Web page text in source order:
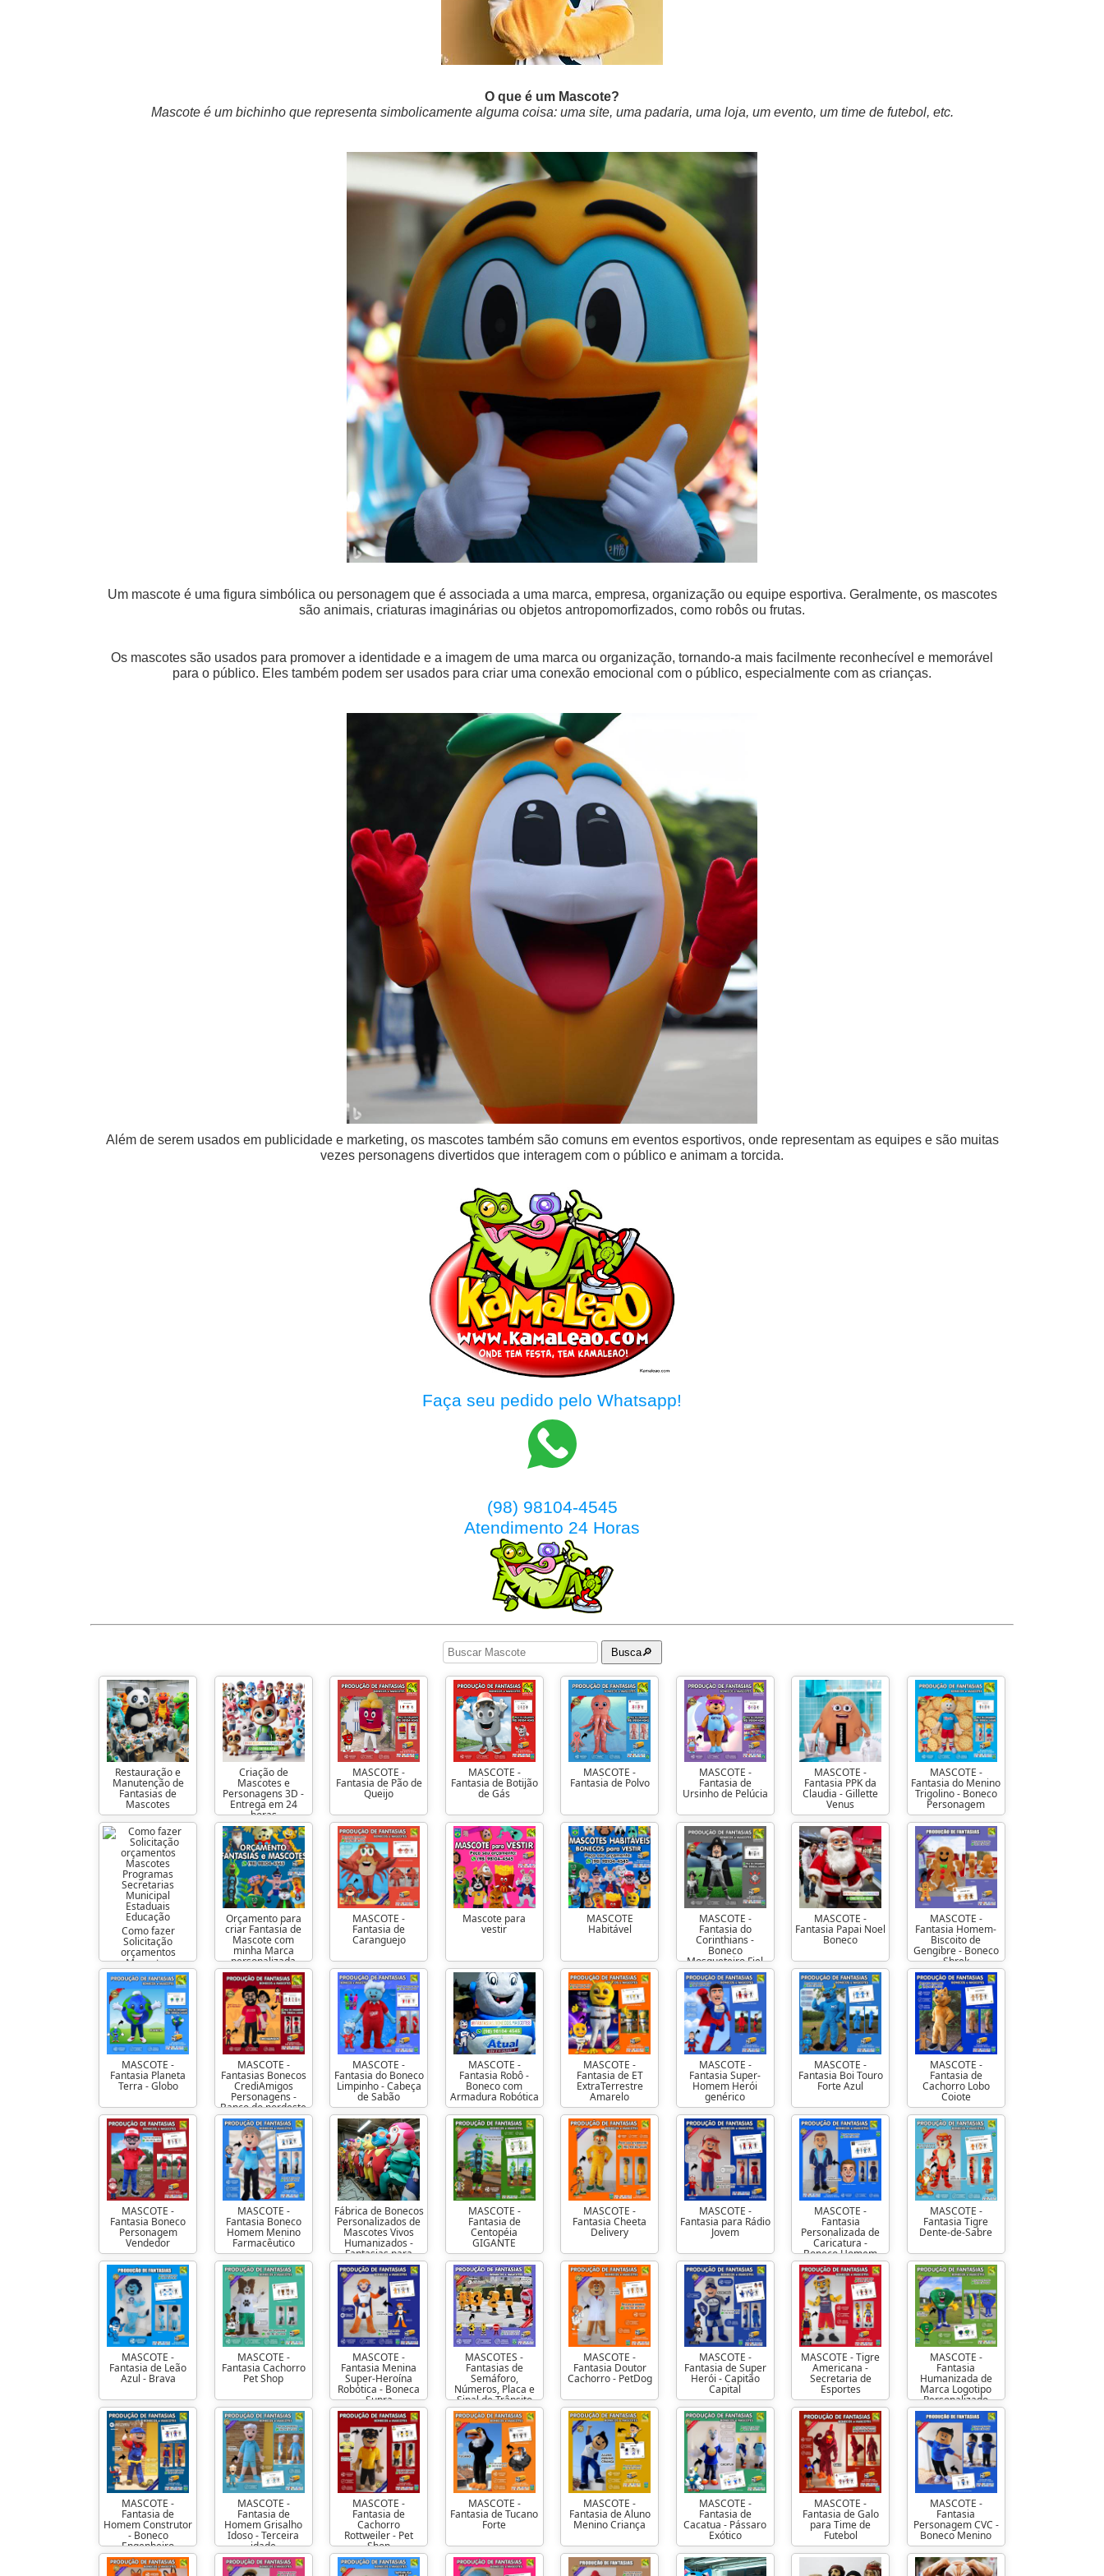
O que é um Mascote?
Mascote é um bichinho que representa simbolicamente alguma coisa: uma site, uma padaria, uma loja, um evento, um time de futebol, etc.
Um mascote é uma figura simbólica ou personagem que é associada a uma marca, empresa, organização ou equipe esportiva. Geralmente, os mascotes
são animais, criaturas imaginárias ou objetos antropomorfizados, como robôs ou frutas.
Os mascotes são usados para promover a identidade e a imagem de uma marca ou organização, tornando-a mais facilmente reconhecível e memorável
para o público. Eles também podem ser usados para criar uma conexão emocional com o público, especialmente com as crianças.
Além de serem usados em publicidade e marketing, os mascotes também são comuns em eventos esportivos, onde representam as equipes e são muitas
vezes personagens divertidos que interagem com o público e animam a torcida.
Faça seu pedido pelo Whatsapp!
(98) 98104-4545
Atendimento 24 Horas
Busca🔎
Restauração e
Manutenção de
Fantasias de
Mascotes
Criação de
Mascotes e
Personagens 3D -
Entrega em 24
horas
MASCOTE -
Fantasia de Pão de
Queijo
MASCOTE -
Fantasia de Botijão
de Gás
MASCOTE -
Fantasia de Polvo
MASCOTE -
Fantasia de
Ursinho de Pelúcia
MASCOTE -
Fantasia PPK da
Claudia - Gillette
Venus
MASCOTE -
Fantasia do Menino
Trigolino - Boneco
Personagem
Como fazer
Solicitação
orçamentos
Mascotes
Programas
Secretarias
Municipal
Estaduais
Educação
Orçamento para
criar Fantasia de
Mascote com
minha Marca
personalizada
MASCOTE -
Fantasia de
Caranguejo
Mascote para
vestir
MASCOTE
Habitável
MASCOTE -
Fantasia do
Corinthians -
Boneco
Mosqueteiro Fiel
MASCOTE -
Fantasia Papai Noel
Boneco
MASCOTE -
Fantasia Homem-
Biscoito de
Gengibre - Boneco
Shrek
MASCOTE -
Fantasia Planeta
Terra - Globo
MASCOTE -
Fantasias Bonecos
CrediAmigos
Personagens -
Banco do nordeste
MASCOTE -
Fantasia do Boneco
Limpinho - Cabeça
de Sabão
MASCOTE -
Fantasia Robô -
Boneco com
Armadura Robótica
MASCOTE -
Fantasia de ET
ExtraTerrestre
Amarelo
MASCOTE -
Fantasia Super-
Homem Herói
genérico
MASCOTE -
Fantasia Boi Touro
Forte Azul
MASCOTE -
Fantasia de
Cachorro Lobo
Coiote
MASCOTE -
Fantasia Boneco
Personagem
Vendedor
MASCOTE -
Fantasia Boneco
Homem Menino
Farmacêutico
Fábrica de Bonecos
Personalizados de
Mascotes Vivos
Humanizados -
Fantasias para
Vestir
MASCOTE -
Fantasia de
Centopéia
GIGANTE
MASCOTE -
Fantasia Cheeta
Delivery
MASCOTE -
Fantasia para Rádio
Jovem
MASCOTE -
Fantasia
Personalizada de
Caricatura -
Boneco Homem
MASCOTE -
Fantasia Tigre
Dente-de-Sabre
MASCOTE -
Fantasia de Leão
Azul - Brava
MASCOTE -
Fantasia Cachorro
Pet Shop
MASCOTE -
Fantasia Menina
Super-Heroína
Robótica - Boneca
Supra
MASCOTES -
Fantasias de
Semáforo,
Números, Placa e
Sinal de Trânsito
MASCOTE -
Fantasia Doutor
Cachorro - PetDog
MASCOTE -
Fantasia de Super
Herói - Capitão
Capital
MASCOTE - Tigre
Americana -
Secretaria de
Esportes
MASCOTE -
Fantasia
Humanizada de
Marca Logotipo
Personalizado
MASCOTE -
Fantasia de
Homem Construtor
- Boneco
Engenheiro
MASCOTE -
Fantasia de
Homem Grisalho
Idoso - Terceira
idade
MASCOTE -
Fantasia de
Cachorro
Rottweiler - Pet
Shop
MASCOTE -
Fantasia de Tucano
Forte
MASCOTE -
Fantasia de Aluno
Menino Criança
MASCOTE -
Fantasia de
Cacatua - Pássaro
Exótico
MASCOTE -
Fantasia de Galo
para Time de
Futebol
MASCOTE -
Fantasia
Personagem CVC -
Boneco Menino